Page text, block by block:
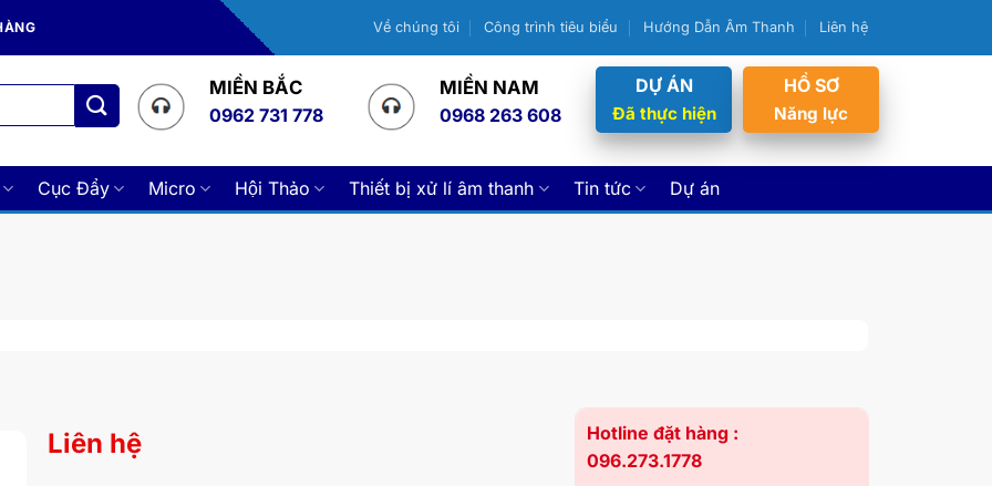
Về chúng tôi Công trình tiêu biểu Hướng Dẫn Âm Thanh Liên hệ
MIỀN BẮC
0962 731 778
MIỀN NAM
0968 263 608
DỰ ÁN
Đã thực hiện
HỒ SƠ
Năng lực
Cục Đẩy Micro Hội Thảo Thiết bị xử lí âm thanh Tin tức Dự án
Liên hệ
Hotline đặt hàng :
096.273.1778